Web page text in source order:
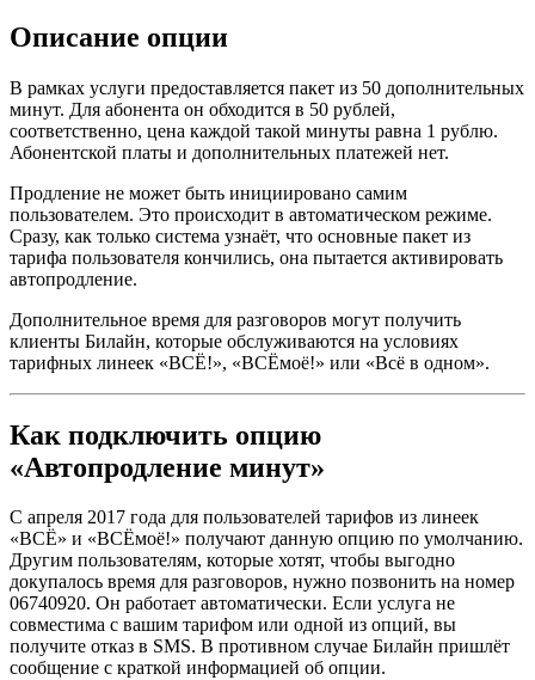
Описание опции
В рамках услуги предоставляется пакет из 50 дополнительных
минут. Для абонента он обходится в 50 рублей,
соответственно, цена каждой такой минуты равна 1 рублю.
Абонентской платы и дополнительных платежей нет.
Продление не может быть инициировано самим
пользователем. Это происходит в автоматическом режиме.
Сразу, как только система узнаёт, что основные пакет из
тарифа пользователя кончились, она пытается активировать
автопродление.
Дополнительное время для разговоров могут получить
клиенты Билайн, которые обслуживаются на условиях
тарифных линеек «ВСЁ!», «ВСЁмоё!» или «Всё в одном».
Как подключить опцию
«Автопродление минут»
С апреля 2017 года для пользователей тарифов из линеек
«ВСЁ» и «ВСЁмоё!» получают данную опцию по умолчанию.
Другим пользователям, которые хотят, чтобы выгодно
докупалось время для разговоров, нужно позвонить на номер
06740920. Он работает автоматически. Если услуга не
совместима с вашим тарифом или одной из опций, вы
получите отказ в SMS. В противном случае Билайн пришлёт
сообщение с краткой информацией об опции.